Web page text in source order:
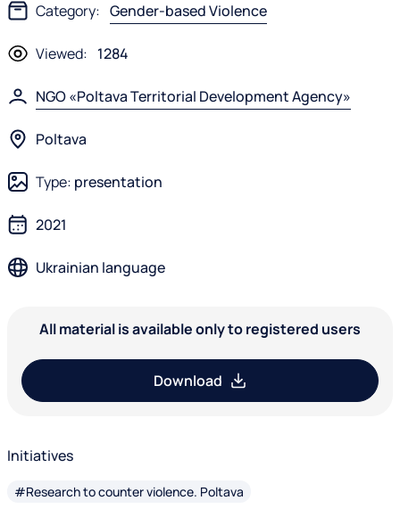
Category: Gender-based Violence
Viewed: 1284
NGO «Poltava Territorial Development Agency»
Poltava
Type: presentation
2021
Ukrainian language
All material is available only to registered users
Download
Initiatives
#Research to counter violence. Poltava